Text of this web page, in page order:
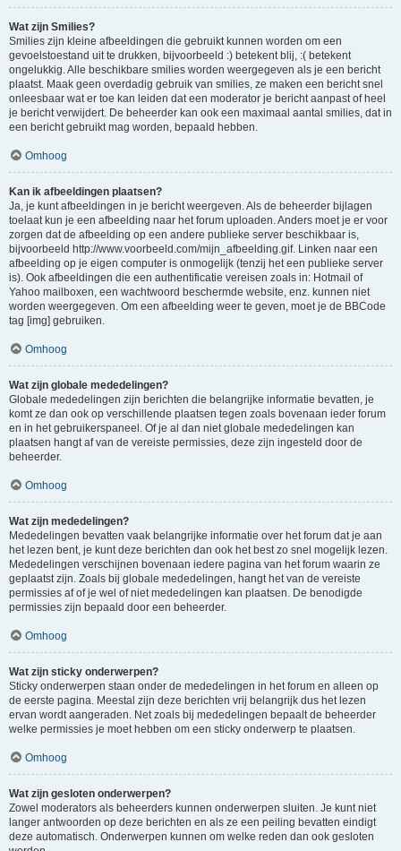
Wat zijn Smilies?
Smilies zijn kleine afbeeldingen die gebruikt kunnen worden om een
gevoelstoestand uit te drukken, bijvoorbeeld :) betekent blij, :( betekent
ongelukkig. Alle beschikbare smilies worden weergegeven als je een bericht
plaatst. Maak geen overdadig gebruik van smilies, ze maken een bericht snel
onleesbaar wat er toe kan leiden dat een moderator je bericht aanpast of heel
je bericht verwijdert. De beheerder kan ook een maximaal aantal smilies, dat in
een bericht gebruikt mag worden, bepaald hebben.
Omhoog
Kan ik afbeeldingen plaatsen?
Ja, je kunt afbeeldingen in je bericht weergeven. Als de beheerder bijlagen
toelaat kun je een afbeelding naar het forum uploaden. Anders moet je er voor
zorgen dat de afbeelding op een andere publieke server beschikbaar is,
bijvoorbeeld http://www.voorbeeld.com/mijn_afbeelding.gif. Linken naar een
afbeelding op je eigen computer is onmogelijk (tenzij het een publieke server
is). Ook afbeeldingen die een authentificatie vereisen zoals in: Hotmail of
Yahoo mailboxen, een wachtwoord beschermde website, enz. kunnen niet
worden weergegeven. Om een afbeelding weer te geven, moet je de BBCode
tag [img] gebruiken.
Omhoog
Wat zijn globale mededelingen?
Globale mededelingen zijn berichten die belangrijke informatie bevatten, je
komt ze dan ook op verschillende plaatsen tegen zoals bovenaan ieder forum
en in het gebruikerspaneel. Of je al dan niet globale mededelingen kan
plaatsen hangt af van de vereiste permissies, deze zijn ingesteld door de
beheerder.
Omhoog
Wat zijn mededelingen?
Mededelingen bevatten vaak belangrijke informatie over het forum dat je aan
het lezen bent, je kunt deze berichten dan ook het best zo snel mogelijk lezen.
Mededelingen verschijnen bovenaan iedere pagina van het forum waarin ze
geplaatst zijn. Zoals bij globale mededelingen, hangt het van de vereiste
permissies af of je wel of niet mededelingen kan plaatsen. De benodigde
permissies zijn bepaald door een beheerder.
Omhoog
Wat zijn sticky onderwerpen?
Sticky onderwerpen staan onder de mededelingen in het forum en alleen op
de eerste pagina. Meestal zijn deze berichten vrij belangrijk dus het lezen
ervan wordt aangeraden. Net zoals bij mededelingen bepaalt de beheerder
welke permissies je moet hebben om een sticky onderwerp te plaatsen.
Omhoog
Wat zijn gesloten onderwerpen?
Zowel moderators als beheerders kunnen onderwerpen sluiten. Je kunt niet
langer antwoorden op deze berichten en als ze een peiling bevatten eindigt
deze automatisch. Onderwerpen kunnen om welke reden dan ook gesloten